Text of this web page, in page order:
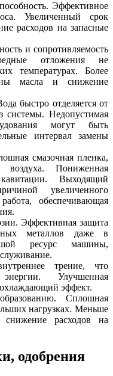
Эффективное
Увеличенный срок
расходов на запасные
и сопротивляемость
отложения не
температурах. Более
масла и снижение
быстро отделяется от
системы. Недопустимая
могут быть
интервал замены
смазочная пленка,
воздуха. Пониженная
Выходящий
увеличенного
обеспечивающая
Эффективная защита
металлов даже в
ресурс машины,
трение, что
Улучшенная
эффект.
Сплошная
нагрузках. Меньше
снижение расходов на
одобрения